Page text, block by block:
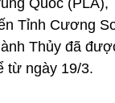
Quốc (PLA),
Tỉnh Cương
Thủy đã
từ ngày 19/3.